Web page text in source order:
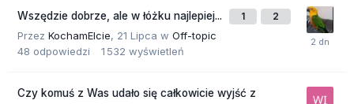
Wszędzie dobrze, ale w łóżku najlepiej... 1 2
Przez KochamElcie, 21 Lipca w Off-topic
48 odpowiedzi 1 532 wyświetleń
Czy komuś z Was udało się całkowicie wyjść z